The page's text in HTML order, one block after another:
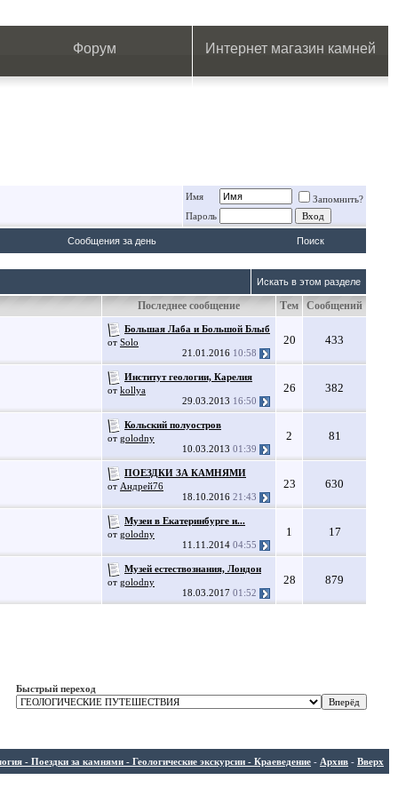
Форум Интернет магазин камней
Имя
Запомнить?
Пароль
Сообщения за день Поиск
Искать в этом разделе
Последнее сообщение Тем Сообщений
Большая Лаба и Большой Блыб
от Solo
21.01.2016 10:58
20 433
Институт геологии, Карелия
от kollya
29.03.2013 16:50
26 382
Кольский полуостров
от golodny
10.03.2013 01:39
2 81
ПОЕЗДКИ ЗА КАМНЯМИ
от Андрей76
18.10.2016 21:43
23 630
Музеи в Екатеринбурге и...
от golodny
11.11.2014 04:55
1 17
Музей естествознания, Лондон
от golodny
18.03.2017 01:52
28 879
Быстрый переход
- Поездки за камнями - Геологические экскурсии - Краеведение - Архив - Вверх